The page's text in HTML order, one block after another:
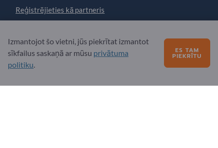
Reģistrējieties kā partneris
Jautājumi?
Izmantojot šo vietni, jūs piekrītat izmantot
sīkfailus saskaņā ar mūsu privātuma
politiku.
ES TAM
PIEKRĪTU